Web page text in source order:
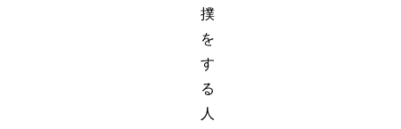
撲
を
す
る
人